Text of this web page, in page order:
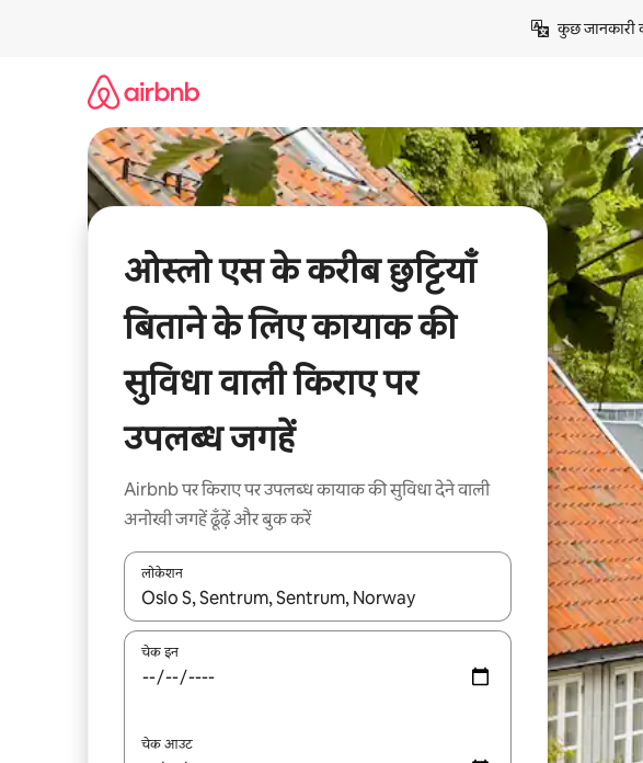
कुछ जानकारी
ओस्लो एस के करीब छुट्टियाँ
बिताने के लिए कायाक की
सुविधा वाली किराए पर
उपलब्ध जगहें
Airbnb पर किराए पर उपलब्ध कायाक की सुविधा देने वाली
अनोखी जगहें ढूँढ़ें और बुक करें
लोकेशन
नतीजों के उपलब्ध होने पर, अप और डाउन 'ऐरो की' का इस्तेमाल करके नेविगेट करें या टच
चेक इन
चेक आउट